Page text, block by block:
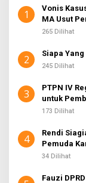
u
k
1
Vonis
MA Usut
265 Dilihat
2 Siapa
245 Dilihat
3
PTPN IV
untuk
173 Dilihat
4
Rendi
Pemuda
Sembiring
34 Dilihat
Fauzi